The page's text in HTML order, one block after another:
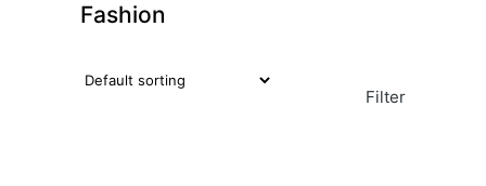
Fashion
Filter